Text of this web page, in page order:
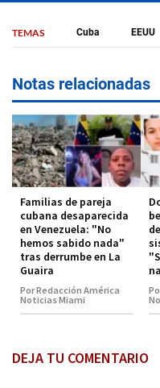
TEMAS Cuba EEUU
Notas relacionadas
Familias de pareja
cubana desaparecida
en Venezuela: "No
hemos sabido nada"
tras derrumbe en La
Guaira
Por Redacción América
Noticias Miami
DEJA TU COMENTARIO